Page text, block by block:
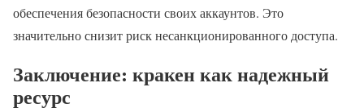
обеспечения безопасности своих аккаунтов. Это
значительно снизит риск несанкционированного доступа.
Заключение: кракен как надежный
ресурс